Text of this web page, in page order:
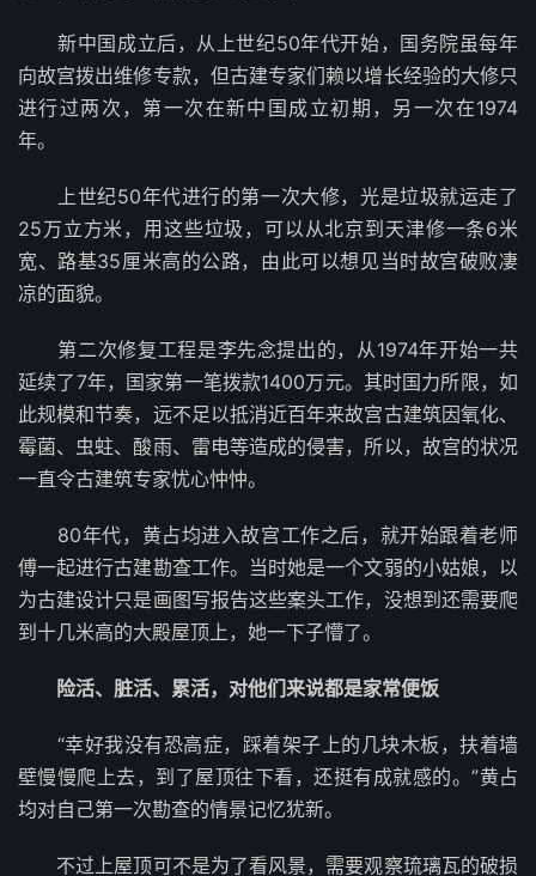
新中国成立后，从上世纪50年代开始，国务院虽每年
向故宫拨出维修专款，但古建专家们赖以增长经验的大修只
进行过两次，第一次在新中国成立初期，另一次在1974
年。
上世纪50年代进行的第一次大修，光是垃圾就运走了
25万立方米，用这些垃圾，可以从北京到天津修一条6米
宽、路基35厘米高的公路，由此可以想见当时故宫破败凄
凉的面貌。
第二次修复工程是李先念提出的，从1974年开始一共
延续了7年，国家第一笔拨款1400万元。其时国力所限，如
此规模和节奏，远不足以抵消近百年来故宫古建筑因氧化、
霉菌、虫蛀、酸雨、雷电等造成的侵害，所以，故宫的状况
一直令古建筑专家忧心忡忡。
80年代，黄占均进入故宫工作之后，就开始跟着老师
傅一起进行古建勘查工作。当时她是一个文弱的小姑娘，以
为古建设计只是画图写报告这些案头工作，没想到还需要爬
到十几米高的大殿屋顶上，她一下子懵了。
险活、脏活、累活，对他们来说都是家常便饭
“幸好我没有恐高症，踩着架子上的几块木板，扶着墙
壁慢慢爬上去，到了屋顶往下看，还挺有成就感的。”黄占
均对自己第一次勘查的情景记忆犹新。
不过上屋顶可不是为了看风景，需要观察琉璃瓦的破损